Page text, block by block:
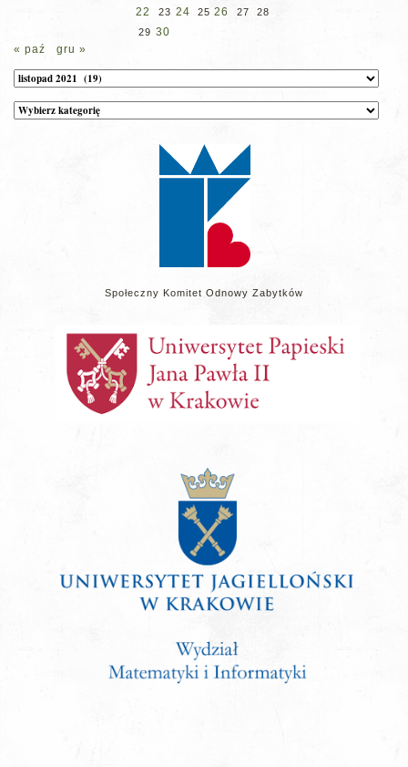
22
23 24 25 26 27
28
29 30
« paź
gru »
Archiwum
Kategorie
wpisów
Społeczny Komitet Odnowy Zabytków